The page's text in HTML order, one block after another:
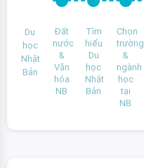
Du
học
Nhật
Bản
Đất
nước
&
Văn
hóa
NB
Tìm
hiểu
Du
học
Nhật
Bản
Chọn
trường
&
ngành
học
tại
NB